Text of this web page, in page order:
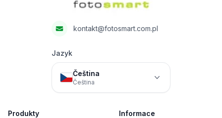
kontakt@fotosmart.com.pl
Jazyk
Čeština
Čeština
Produkty Informace